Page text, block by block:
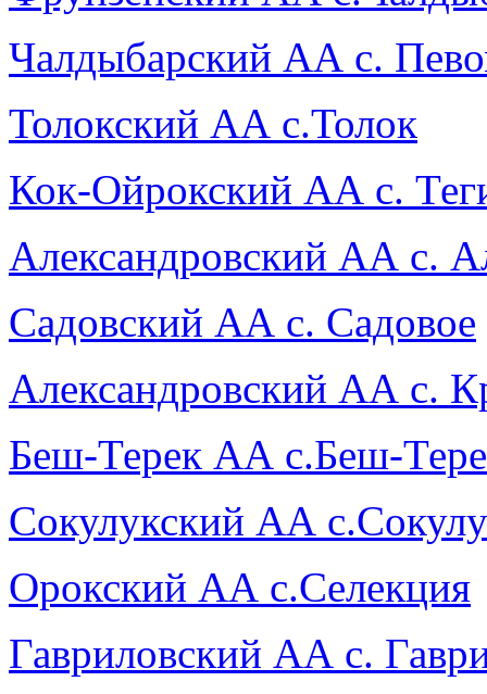
Чалдыбарский АА с.
Толокский АА с.Толок
Кок-Ойрокский АА с.
Александровский АА с.
Садовский АА с. Садовое
Александровский АА с.
Беш-Терек АА с.Беш-
Сокулукский АА
Орокский АА с.Селекция
Гавриловский АА с.